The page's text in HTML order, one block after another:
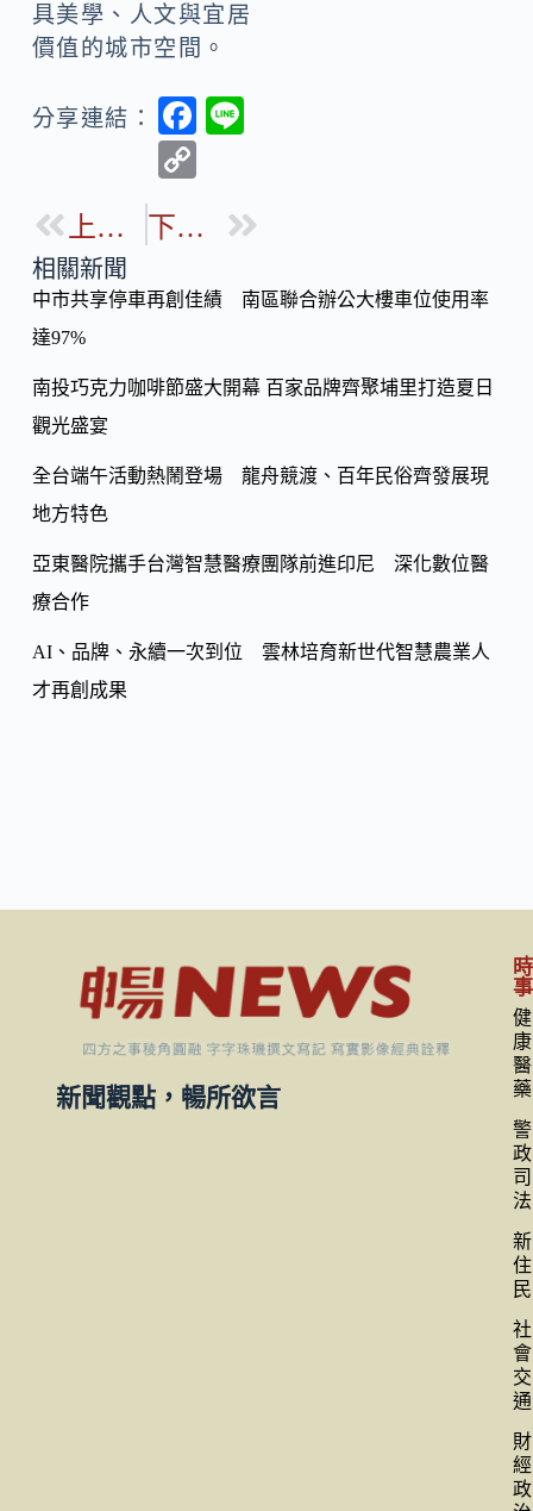
具美學、人文與宜居
價值的城市空間。
分享連結：
F
b
o
p
Li
k
上一篇 下一篇
相關新聞
中市共享停車再創佳績 南區聯合辦公大樓車位使用率
達97%
南投巧克力咖啡節盛大開幕 百家品牌齊聚埔里打造夏日
觀光盛宴
全台端午活動熱鬧登場 龍舟競渡、百年民俗齊發展現
地方特色
亞東醫院攜手台灣智慧醫療團隊前進印尼 深化數位醫
療合作
AI、品牌、永續一次到位 雲林培育新世代智慧農業人
才再創成果
新聞觀點，暢所欲言
時
事
健
康
醫
藥
警
政
司
法
新
住
民
社
會
交
通
財
經
政